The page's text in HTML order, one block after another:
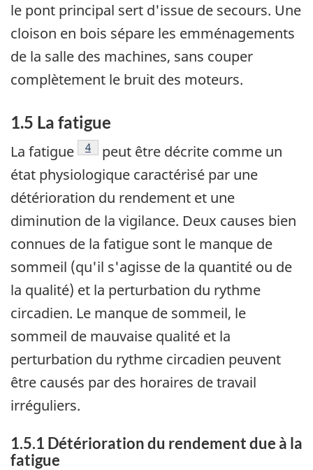
le pont principal sert d'issue de secours. Une
cloison en bois sépare les emménagements
de la salle des machines, sans couper
complètement le bruit des moteurs.
1.5 La fatigue
La fatigue Note de bas de page
4
peut être décrite comme un
état physiologique caractérisé par une
détérioration du rendement et une
diminution de la vigilance. Deux causes bien
connues de la fatigue sont le manque de
sommeil (qu'il s'agisse de la quantité ou de
la qualité) et la perturbation du rythme
circadien. Le manque de sommeil, le
sommeil de mauvaise qualité et la
perturbation du rythme circadien peuvent
être causés par des horaires de travail
irréguliers.
1.5.1 Détérioration du rendement due à la
fatigue